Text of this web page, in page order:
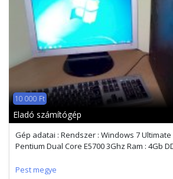
10 000 Ft
Eladó számítógép
Gép adatai : Rendszer : Windows 7
Pentium Dual Core E5700 3Ghz Ram : 4Gb
Pest megye